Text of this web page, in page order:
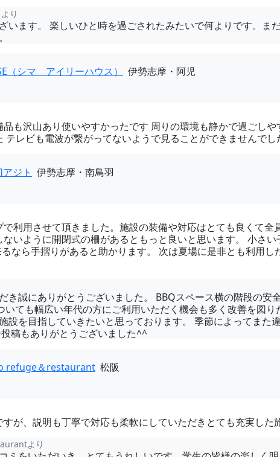
り
います。 楽しいひと時を過ごされたみたいで何よりです。ま
（シマ アイリーハウス） 伊勢志摩・阿児
も沢山あり使いやすかったです 周りの環境も静かで過ごし
テレビも電波が繋がってないようで見ることができませんで
ジト 伊勢志摩・南鳥羽
利用させて頂きました。施設の装備や対応はとても良くて
いように開閉式の柵があるともっと良いと思います。 小さ
なら手摺りがあると助かります。 次は夏場に是非とも利用
き誠にありがとうございました。 BBQスペース横の階段の
いても幅広い年代の方にご利用いただく機会も多く改善を図
設を目指していきたいと思っております。 季節によってま
稿もありがとうございました^^
refuge＆restaurant 松阪
が、説明も丁寧で対応も柔軟にしていただきとても充実した
より